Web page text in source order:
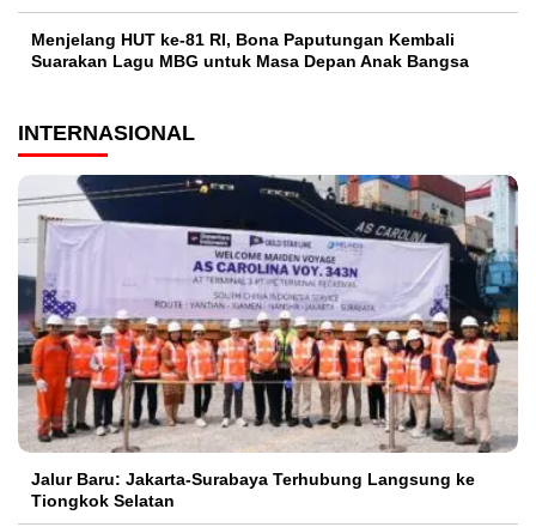
Menjelang HUT ke-81 RI, Bona Paputungan Kembali
Suarakan Lagu MBG untuk Masa Depan Anak Bangsa
INTERNASIONAL
Jalur Baru: Jakarta-Surabaya Terhubung Langsung ke
Tiongkok Selatan